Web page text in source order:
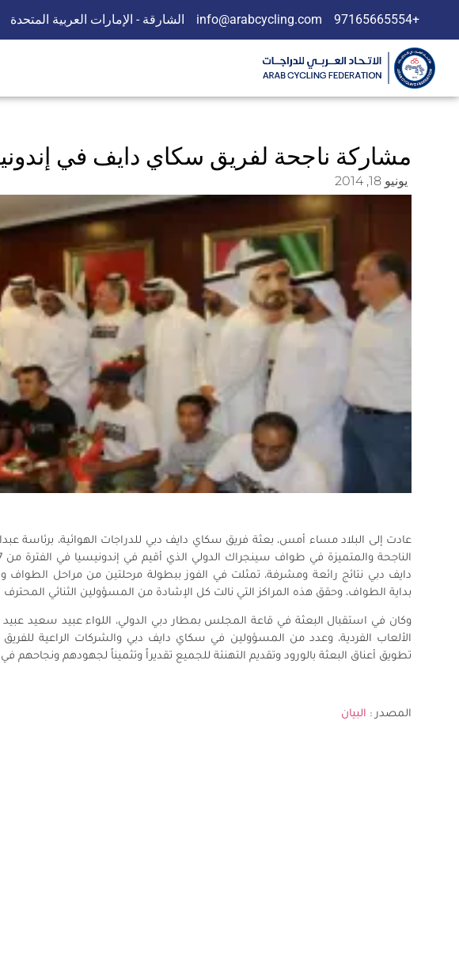
+97165665554
info@arabcycling.com الشارقة - الإمارات العربية المتحدة
مشاركة ناجحة لفريق سكاي دايف في
يونيو 18, 2014
عادت إلى البلاد مساء أمس، بعثة فريق سكاي دايف دبي للدراجات الهوائية، برئاسة
دايف دبي نتائج رائعة ومشرفة، تمثلت في الفوز ببطولة مرحلتين من مراحل الطواف
بداية الطواف، وحقق هذه المراكز التي نالت كل الإشادة من المسؤولين الثنائي
وكان في استقبال البعثة في قاعة المجلس بمطار دبي الدولي، اللواء عبيد سعيد
الألعاب الفردية، وعدد من المسؤولين في سكاي دايف دبي والشركات الراعية
تطويق أعناق البعثة بالورود وتقديم التهنئة للجميع تقديراً وتثميناً لجهودهم ونجاحهم
المصدر : البيان